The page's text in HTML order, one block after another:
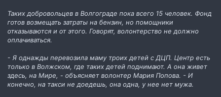
Таких добровольцев в Волгограде пока всего 15 человек. Фонд
готов возмещать затраты на бензин, но помощники
отказываются и от этого. Говорят, волонтерство не должно
оплачиваться.
- Я однажды перевозила маму троих детей с ДЦП. Центр есть
только в Волжском, где таких детей поднимают. А она живет
здесь, на Мире, - объясняет волонтер Мария Попова. - И
конечно, на такси не доедешь, она одна, у нее нет мужа.